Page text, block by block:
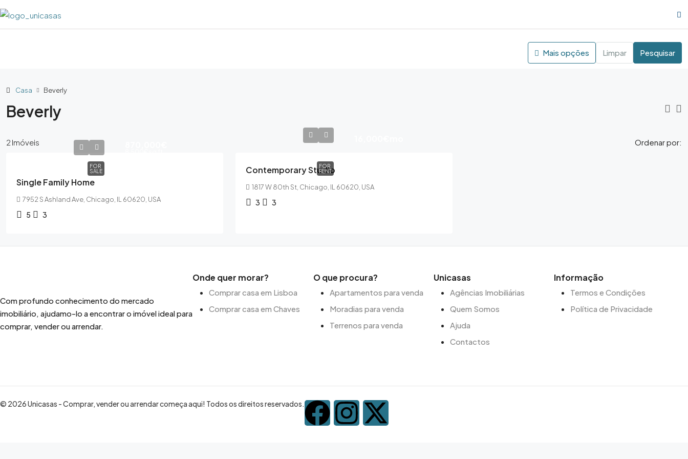
Mais opções Limpar Pesquisar
Casa Beverly
Beverly
2 Imóveis Ordenar por:
FOR
SALE
Single Family Home
7952 S Ashland Ave, Chicago, IL 60620, USA
5 3
FOR
RENT
Contemporary Studio
1817 W 80th St, Chicago, IL 60620, USA
3 3
Com profundo conhecimento do mercado
imobiliário, ajudamo-lo a encontrar o imóvel ideal para
comprar, vender ou arrendar.
Onde quer morar?
Comprar casa em Lisboa
Comprar casa em Chaves
O que procura?
Apartamentos para venda
Moradias para venda
Terrenos para venda
Unicasas
Agências Imobiliárias
Quem Somos
Ajuda
Contactos
Informação
Termos e Condições
Política de Privacidade
© 2026 Unicasas - Comprar, vender ou arrendar começa aqui! Todos os direitos reservados.